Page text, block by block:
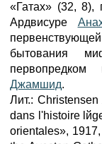
«Гатах» (32, 8),
Ардвисуре
бытования
первопредком
Джамшид.
Лит.:
dans l'histoire
orientales»,